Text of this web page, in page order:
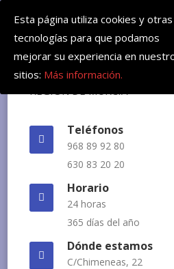
Deje su mensaje:
Teléfonos
968 89 92 80
630 83 20 20
Horario
24 horas
365 días del año
Dónde estamos
C/Chimeneas, 22
Esta página utiliza cookies y otras
tecnologías para que podamos
mejorar su experiencia en
sitios: Más información.